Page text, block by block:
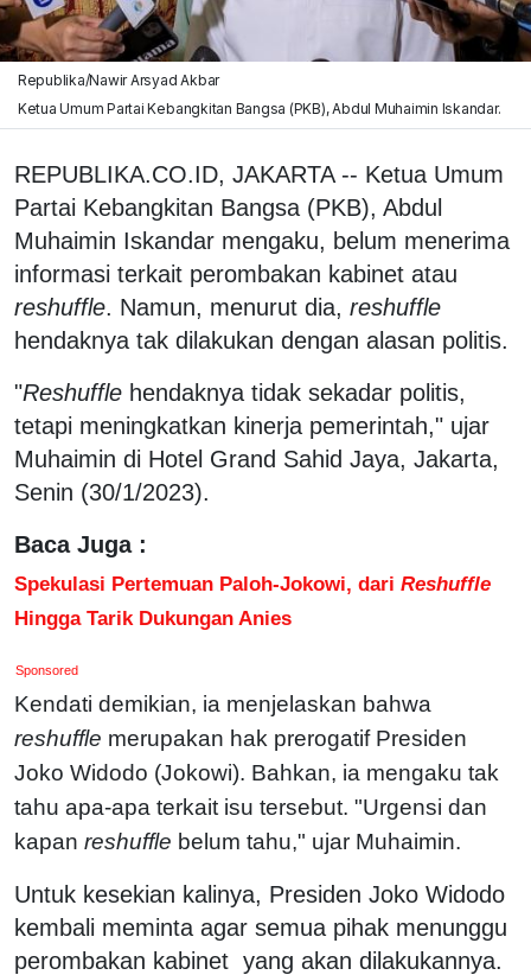
Republika/Nawir Arsyad Akbar
Ketua Umum Partai Kebangkitan Bangsa (PKB), Abdul Muhaimin Iskandar.
REPUBLIKA.CO.ID, JAKARTA -- Ketua Umum
Partai Kebangkitan Bangsa (PKB), Abdul
Muhaimin Iskandar mengaku, belum menerima
informasi terkait perombakan kabinet atau
reshuffle. Namun, menurut dia, reshuffle
hendaknya tak dilakukan dengan alasan politis.
"Reshuffle hendaknya tidak sekadar politis,
tetapi meningkatkan kinerja pemerintah," ujar
Muhaimin di Hotel Grand Sahid Jaya, Jakarta,
Senin (30/1/2023).
Baca Juga :
Spekulasi Pertemuan Paloh-Jokowi, dari Reshuffle
Hingga Tarik Dukungan Anies
Sponsored
Kendati demikian, ia menjelaskan bahwa
reshuffle merupakan hak prerogatif Presiden
Joko Widodo (Jokowi). Bahkan, ia mengaku tak
tahu apa-apa terkait isu tersebut. "Urgensi dan
kapan reshuffle belum tahu," ujar Muhaimin.
Untuk kesekian kalinya, Presiden Joko Widodo
kembali meminta agar semua pihak menunggu
perombakan kabinet yang akan dilakukannya.